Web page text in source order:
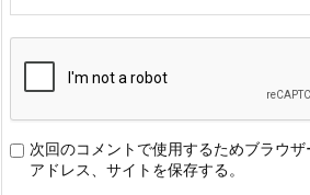
次回のコメントで使用するためブラウ
アドレス、サイトを保存する。